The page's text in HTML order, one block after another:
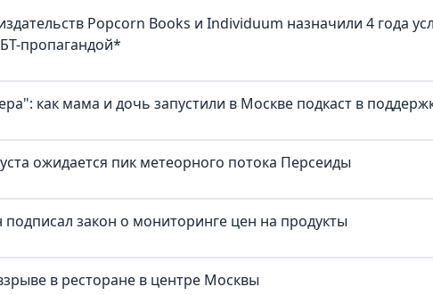
Popcorn Books и Individuum назначили 4 года
пропагандой*
как мама и дочь запустили в Москве подкаст в
ожидается пик метеорного потока Персеиды
закон о мониторинге цен на продукты
в ресторане в центре Москвы